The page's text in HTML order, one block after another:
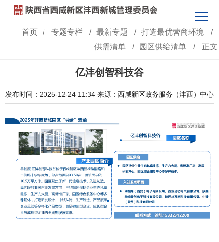
首页 / 专题专栏 / 最新专题 / 打造最优营商环境
/
供需清单
/ 园区供给清单 / 正文
亿沣创智科技谷
发布时间：2025-12-24 11:34 来源：西咸新区政务服务（沣西）中心